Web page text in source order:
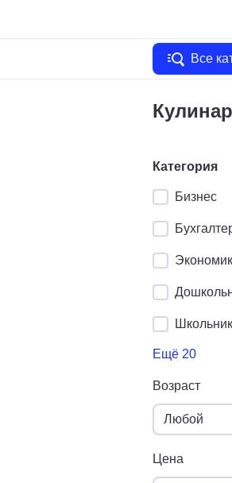
Все
Категория
Бизнес
Ещё 20
Возраст
Любой
Цена